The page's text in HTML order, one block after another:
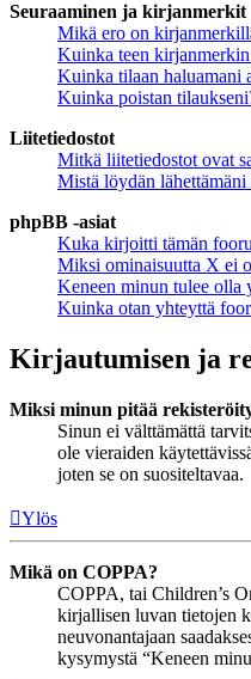
Seuraaminen ja kirjanmerkit
Mikä ero on
Kuinka teen kirjanmerkin
Kuinka tilaan haluamani
Kuinka poistan
Liitetiedostot
Mitkä liitetiedostot ovat
Mistä löydän
phpBB -asiat
Kuka kirjoitti tämän
Miksi ominaisuutta X ei
Keneen minun tulee olla
Kuinka otan yhteyttä
Kirjautumisen ja
Miksi minun pitää
Sinun ei välttämättä
ole vieraiden
joten se on suositeltavaa.
Ylös
Mikä on COPPA?
COPPA, tai Children’s
kirjallisen luvan tietojen
neuvonantajaan
kysymystä “Keneen